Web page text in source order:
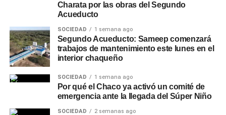
Charata por las obras del Segundo
Acueducto
SOCIEDAD 1 semana ago
Segundo Acueducto: Sameep comenzará
trabajos de mantenimiento este lunes en el
interior chaqueño
SOCIEDAD 1 semana ago
Por qué el Chaco ya activó un comité de
emergencia ante la llegada del Súper Niño
SOCIEDAD 2 semanas ago